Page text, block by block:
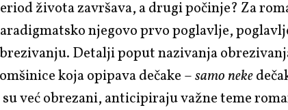
životazavršava, a drugi počinje? Za
njegovo prvo poglavlje,
Detalji poput nazivanja
šinicekoja opipava dečake –samo neke
već obrezani, anticipiraju važne teme